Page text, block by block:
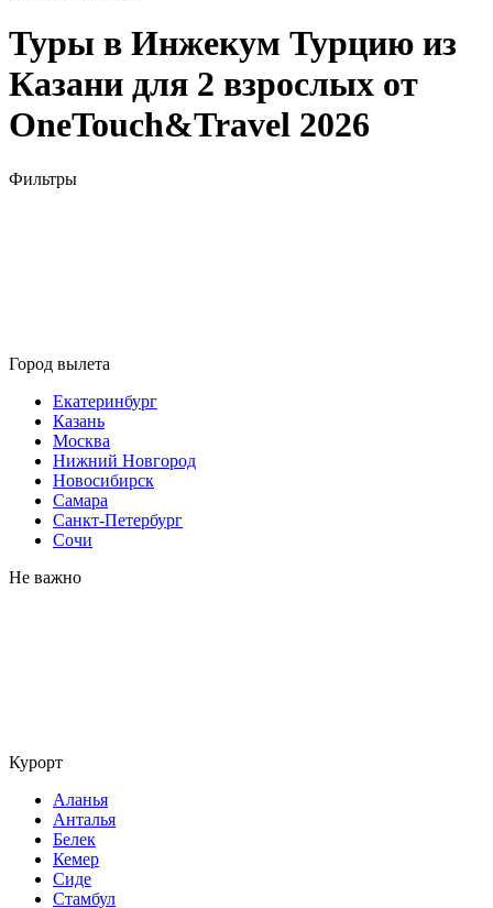
Туры в Инжекум Турцию из
Казани для 2 взрослых от
OneTouch&Travel 2026
Фильтры
Город вылета
Екатеринбург
Казань
Москва
Нижний Новгород
Новосибирск
Самара
Санкт-Петербург
Сочи
Не важно
Курорт
Аланья
Анталья
Белек
Кемер
Сиде
Стамбул